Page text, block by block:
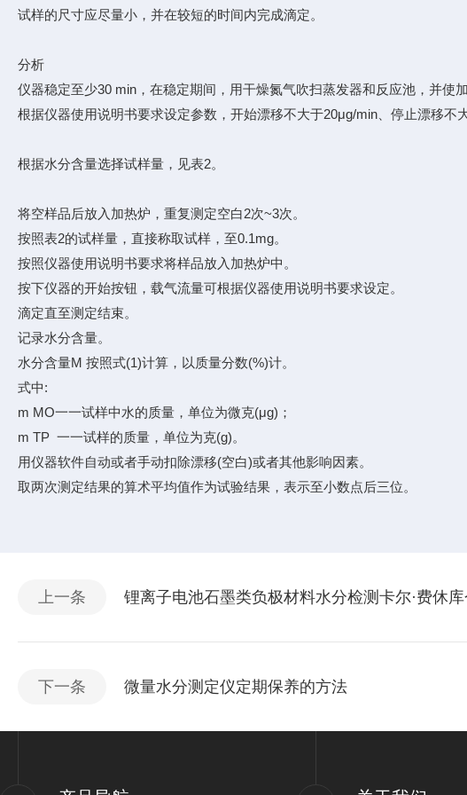
试样的尺寸应尽量小，并在较短的时间内完成滴定。
分析
仪器稳定至少30 min，在稳定期间，用干燥氮气吹扫蒸发器和反应池，并使
根据仪器使用说明书要求设定参数，开始漂移不大于20μg/min、停止漂移不
根据水分含量选择试样量，见表2。
将空样品后放入加热炉，重复测定空白2次~3次。
按照表2的试样量，直接称取试样，至0.1mg。
按照仪器使用说明书要求将样品放入加热炉中。
按下仪器的开始按钮，载气流量可根据仪器使用说明书要求设定。
滴定直至测定结束。
记录水分含量。
水分含量M 按照式(1)计算，以质量分数(%)计。
式中:
m MO一一试样中水的质量，单位为微克(μg)；
m TP 一一试样的质量，单位为克(g)。
用仪器软件自动或者手动扣除漂移(空白)或者其他影响因素。
取两次测定结果的算术平均值作为试验结果，表示至小数点后三位。
上一条 锂离子电池石墨类负极材料水分检测卡尔·费休
下一条 微量水分测定仪定期保养的方法